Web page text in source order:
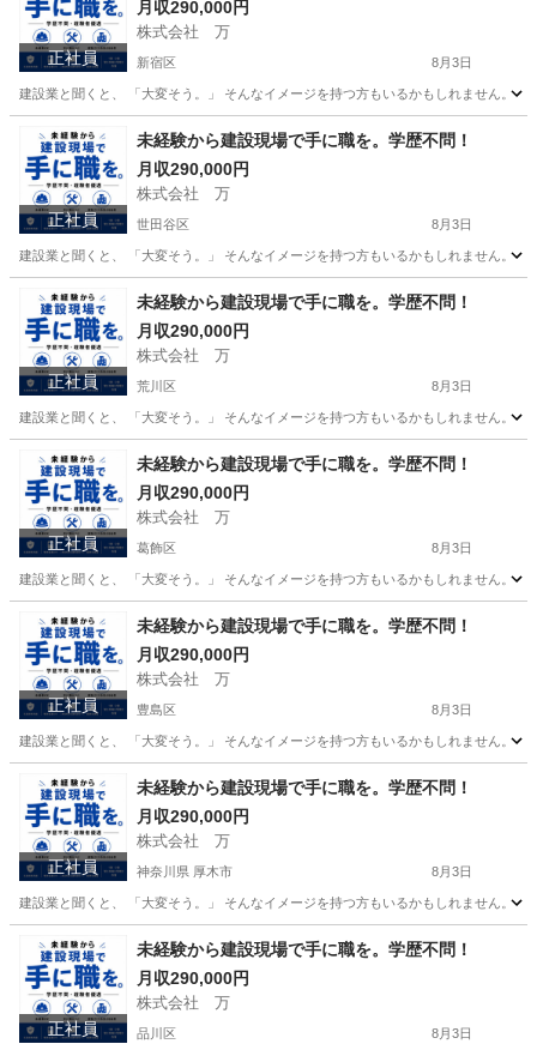
正社員
月収290,000円
株式会社 万
新宿区 8月3日
建設業と聞くと、 「大変そう。」 そんなイメージを持つ方もいるかもしれません。
東京 新宿区 その他 未経験
正社員
未経験から建設現場で手に職を。学歴不問！
月収290,000円
株式会社 万
世田谷区 8月3日
建設業と聞くと、 「大変そう。」 そんなイメージを持つ方もいるかもしれません。
東京 世田谷区 その他 未経験
正社員
未経験から建設現場で手に職を。学歴不問！
月収290,000円
株式会社 万
荒川区 8月3日
建設業と聞くと、 「大変そう。」 そんなイメージを持つ方もいるかもしれません。
東京 荒川区 その他 未経験
正社員
未経験から建設現場で手に職を。学歴不問！
月収290,000円
株式会社 万
葛飾区 8月3日
建設業と聞くと、 「大変そう。」 そんなイメージを持つ方もいるかもしれません。
東京 葛飾区 その他 未経験
正社員
未経験から建設現場で手に職を。学歴不問！
月収290,000円
株式会社 万
豊島区 8月3日
建設業と聞くと、 「大変そう。」 そんなイメージを持つ方もいるかもしれません。
東京 豊島区 その他 未経験
正社員
未経験から建設現場で手に職を。学歴不問！
月収290,000円
株式会社 万
神奈川県 厚木市 8月3日
建設業と聞くと、 「大変そう。」 そんなイメージを持つ方もいるかもしれません。
神奈川 厚木市 その他
正社員
未経験から建設現場で手に職を。学歴不問！
月収290,000円
株式会社 万
品川区 8月3日